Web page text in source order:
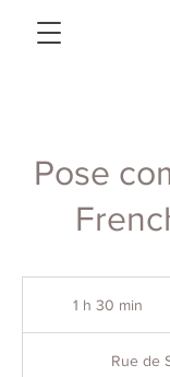
Pose
1 h 30 min
m
Rue de